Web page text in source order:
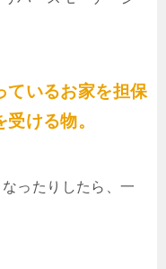
ているお家を担保
ける物。
ったりしたら、一